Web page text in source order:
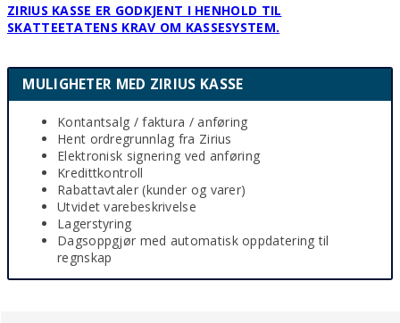
ZIRIUS KASSE ER GODKJENT I HENHOLD TIL
SKATTEETATENS KRAV OM KASSESYSTEM.
MULIGHETER MED ZIRIUS KASSE
Kontantsalg / faktura / anføring
Hent ordregrunnlag fra Zirius
Elektronisk signering ved anføring
Kredittkontroll
Rabattavtaler (kunder og varer)
Utvidet varebeskrivelse
Lagerstyring
Dagsoppgjør med automatisk oppdatering til
regnskap